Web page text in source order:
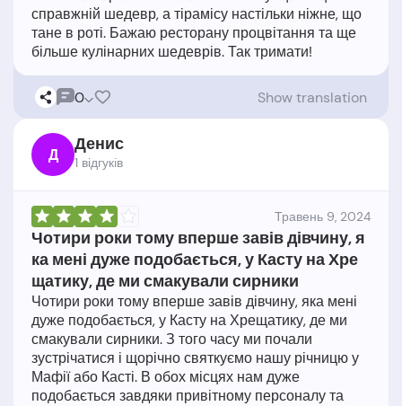
справжній шедевр, а тірамісу настільки ніжне, що
тане в роті. Бажаю ресторану процвітання та ще
0 Show translation
Д Денис
1 відгукiв
Травень 9, 2024
Чотири роки тому вперше завів дівчину, я
ка мені дуже подобається, у Касту на Хре
щатику, де ми смакували сирники
Чотири роки тому вперше завів дівчину, яка мені
дуже подобається, у Касту на Хрещатику, де ми
смакували сирники. З того часу ми почали
зустрічатися і щорічно святкуємо нашу річницю у
Мафії або Касті. В обох місцях нам дуже
подобається завдяки привітному персоналу та